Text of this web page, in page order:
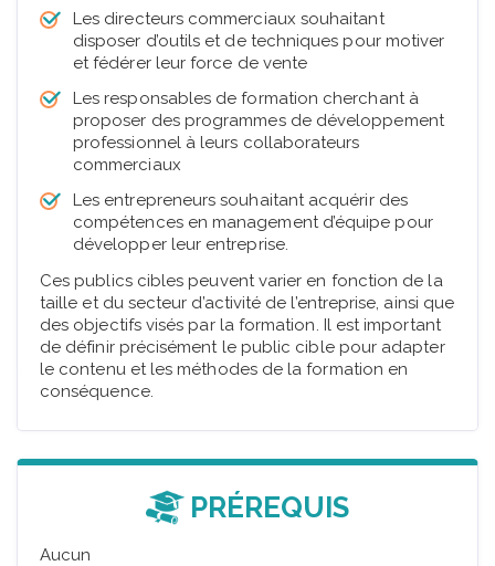
Les directeurs commerciaux souhaitant
disposer d’outils et de techniques pour motiver
et fédérer leur force de vente
Les responsables de formation cherchant à
proposer des programmes de développement
professionnel à leurs collaborateurs
commerciaux
Les entrepreneurs souhaitant acquérir des
compétences en management d’équipe pour
développer leur entreprise.
Ces publics cibles peuvent varier en fonction de la
taille et du secteur d’activité de l’entreprise, ainsi que
des objectifs visés par la formation. Il est important
de définir précisément le public cible pour adapter
le contenu et les méthodes de la formation en
conséquence.
PRÉREQUIS
Aucun